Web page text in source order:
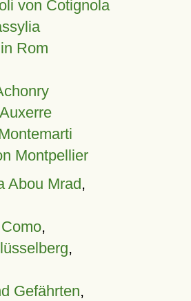
von Cotignola
Rom
Montpellier
Abou Mrad,
,
,
Gefährten,